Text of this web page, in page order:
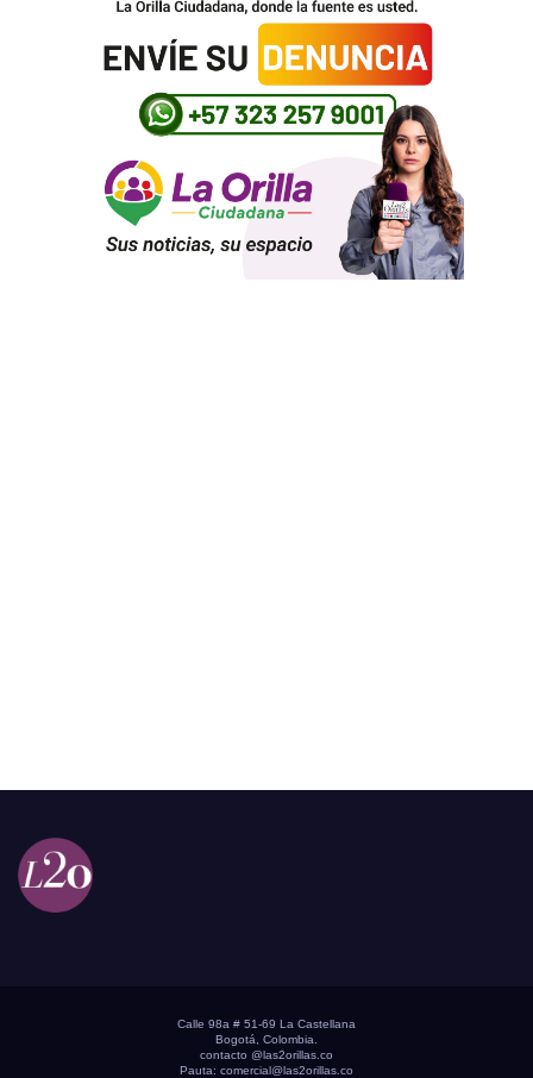
Calle 98a # 51-69 La Castellana
Bogotá, Colombia.
contacto @las2orillas.co
Pauta: comercial@las2orillas.co